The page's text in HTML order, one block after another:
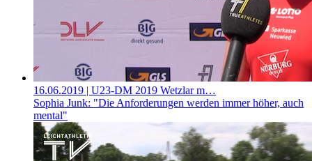
16.06.2019 | U23-DM 2019 Wetzlar m…
Sophia Junk: "Die Anforderungen werden immer höher, auch
mental"